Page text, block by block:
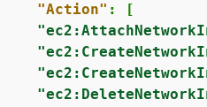
"Action" : [